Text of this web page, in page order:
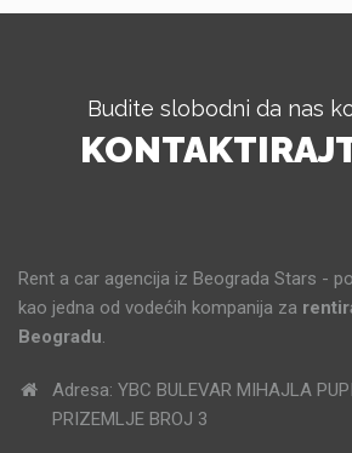
Budite slobodni da nas
Rent a car agencija iz Beograda Stars -
kao jedna od vodećih kompanija za
Beogradu.
Adresa: YBC BULEVAR MIHAJLA
PRIZEMLJE BROJ 3